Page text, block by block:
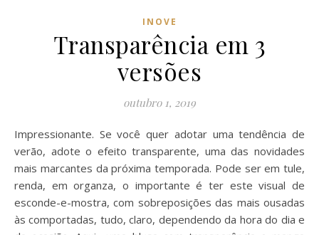
INOVE
Transparência em 3
versões
outubro 1, 2019
Impressionante. Se você quer adotar uma tendência de
verão, adote o efeito transparente, uma das novidades
mais marcantes da próxima temporada. Pode ser em tule,
renda, em organza, o importante é ter este visual de
esconde-e-mostra, com sobreposições das mais ousadas
às comportadas, tudo, claro, dependendo da hora do dia e